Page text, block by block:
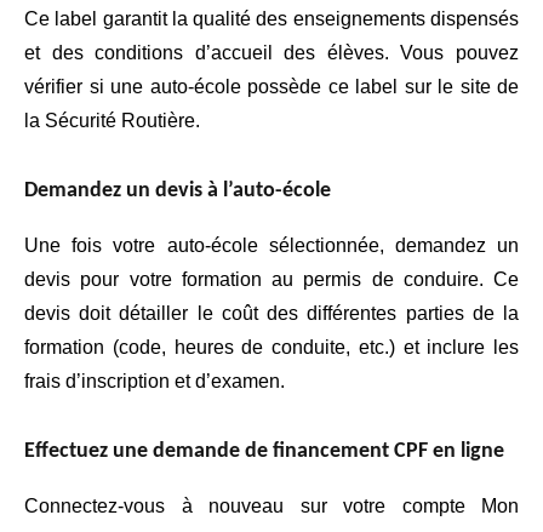
Ce label garantit la qualité des enseignements dispensés
et des conditions d’accueil des élèves. Vous pouvez
vérifier si une auto-école possède ce label sur le site de
la Sécurité Routière.
Demandez un devis à l’auto-école
Une fois votre auto-école sélectionnée, demandez un
devis pour votre formation au permis de conduire. Ce
devis doit détailler le coût des différentes parties de la
formation (code, heures de conduite, etc.) et inclure les
frais d’inscription et d’examen.
Effectuez une demande de financement CPF en ligne
Connectez-vous à nouveau sur votre compte Mon